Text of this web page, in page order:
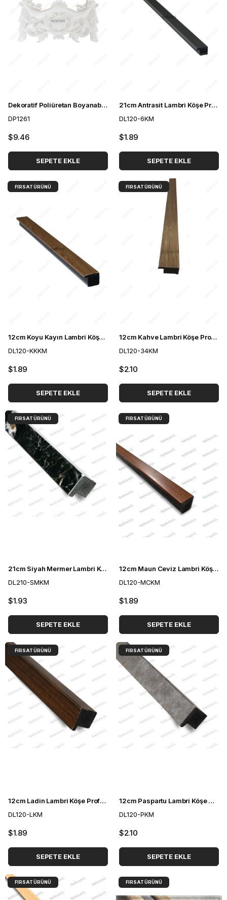
Dekoratif Poliüretan Boyanabilir Motif
DP1261
$9.46
SEPETE EKLE
21cm Antrasit Lambri Köşe Profili 2cm
DL120-6KM
$1.89
SEPETE EKLE
12cm Koyu Kayın Lambri Köşe Profili 3cm
DL120-KKKM
$1.89
SEPETE EKLE
FIRSAT ÜRÜNÜ
12cm Kahve Lambri Köşe Profili 3cm
DL120-34KM
$2.10
SEPETE EKLE
FIRSAT ÜRÜNÜ
21cm Siyah Mermer Lambri Köşe Profili 2cm
DL210-SMKM
$1.93
SEPETE EKLE
FIRSAT ÜRÜNÜ
12cm Maun Ceviz Lambri Köşe Profili 3cm
DL120-MCKM
$1.89
SEPETE EKLE
FIRSAT ÜRÜNÜ
12cm Ladin Lambri Köşe Profili 3cm
DL120-LKM
$1.89
SEPETE EKLE
FIRSAT ÜRÜNÜ
12cm Paspartu Lambri Köşe Profili 3cm
DL120-PKM
$2.10
SEPETE EKLE
FIRSAT ÜRÜNÜ
FIRSAT ÜRÜNÜ FIRSAT ÜRÜNÜ